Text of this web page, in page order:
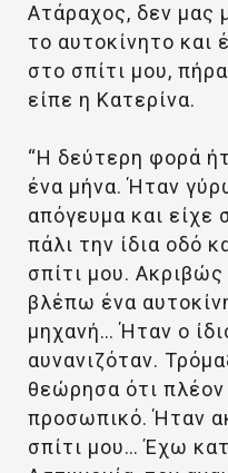
Ατάραχος, δεν μας
το αυτοκίνητο και
στο σπίτι μου,
είπε η Κατερίνα.
“Η δεύτερη φορά
ένα μήνα. Ήταν
απόγευμα και είχε
πάλι την ίδια οδό
σπίτι μου.
βλέπω ένα
μηχανή… Ήταν ο
αυνανιζόταν.
θεώρησα ότι πλέον
προσωπικό. Ήταν
σπίτι μου… Έχω